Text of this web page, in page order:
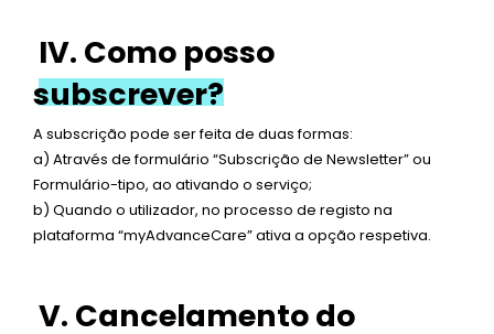
IV. Como posso
subscrever?
A subscrição pode ser feita de duas formas:
a) Através de formulário “Subscrição de Newsletter” ou
Formulário-tipo, ao ativando o serviço;
b) Quando o utilizador, no processo de registo na
plataforma “myAdvanceCare” ativa a opção respetiva.
V. Cancelamento do